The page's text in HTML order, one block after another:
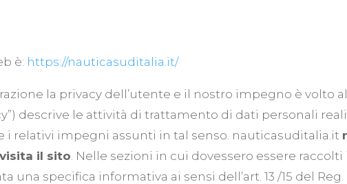
è: https://nauticasuditalia.it/
la privacy dell’utente e il nostro impegno è volto
descrive le attività di trattamento di dati personali
i relativi impegni assunti in tal senso. nauticasuditalia.it
il sito . Nelle sezioni in cui dovessero essere
specifica informativa ai sensi dell’art. 13 /15 del Reg.